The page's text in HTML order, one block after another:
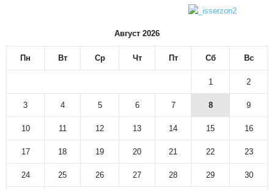
Август 2026
Пн Вт Ср Чт Пт Сб Вс
1 2
3 4 5 6 7 8 9
10 11 12 13 14 15 16
17 18 19 20 21 22 23
24 25 26 27 28 29 30